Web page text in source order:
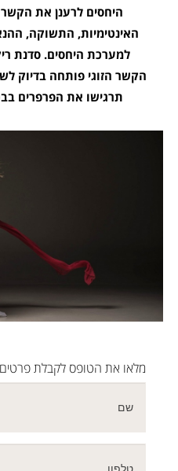
היחסים לרענן את הקשר
האינטימיות, התשוקה,
למערכת היחסים. סדנת
הקשר הזוגי פותחה בדיוק
תרגישו את הפרפרים
מלאו את הטופס לקבלת פרטים